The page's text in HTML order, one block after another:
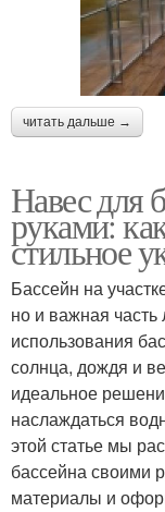
читать дальше →
Навес для
руками:
стильное
Бассейн на
но и важная
использования
солнца, дождя и
идеальное
наслаждаться
этой статье мы
бассейна своими
материалы и